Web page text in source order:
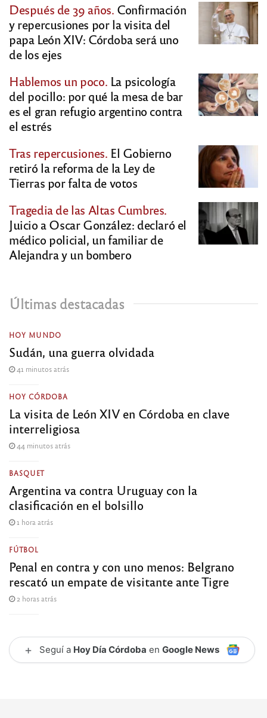
Después de 39 años. Confirmación
y repercusiones por la visita del
papa León XIV: Córdoba será uno
de los ejes
Hablemos un poco. La psicología
del pocillo: por qué la mesa de bar
es el gran refugio argentino contra
el estrés
Tras repercusiones. El Gobierno
retiró la reforma de la Ley de
Tierras por falta de votos
Tragedia de las Altas Cumbres.
Juicio a Oscar González: declaró el
médico policial, un familiar de
Alejandra y un bombero
Últimas destacadas
HOY MUNDO
Sudán, una guerra olvidada
41 minutos atrás
HOY CÓRDOBA
La visita de León XIV en Córdoba en clave
interreligiosa
44 minutos atrás
BASQUET
Argentina va contra Uruguay con la
clasificación en el bolsillo
1 hora atrás
FÚTBOL
Penal en contra y con uno menos: Belgrano
rescató un empate de visitante ante Tigre
2 horas atrás
+ Seguí a Hoy Día Córdoba en Google News